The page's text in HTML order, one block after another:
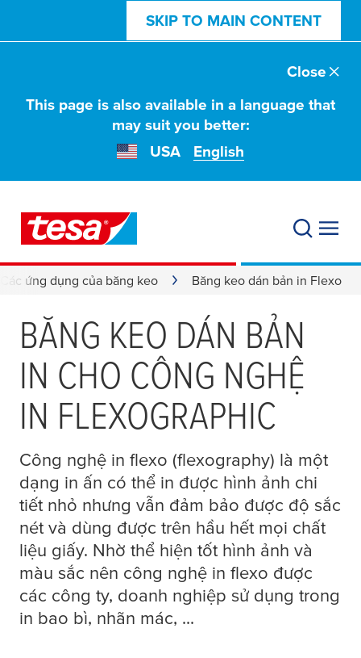
SKIP TO MAIN CONTENT
This page is also available in a language that
may suit you better:
USA
English
Close
Các ứng dụng của băng keo Băng keo dán bản in Flexo
BĂNG KEO DÁN BẢN
IN CHO CÔNG NGHỆ
IN FLEXOGRAPHIC
Công nghệ in flexo (flexography) là một
dạng in ấn có thể in được hình ảnh chi
tiết nhỏ nhưng vẫn đảm bảo được độ sắc
nét và dùng được trên hầu hết mọi chất
liệu giấy. Nhờ thể hiện tốt hình ảnh và
màu sắc nên công nghệ in flexo được
các công ty, doanh nghiệp sử dụng trong
in bao bì, nhãn mác, ...